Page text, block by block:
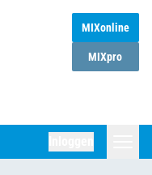
MIXonline
MIXpro